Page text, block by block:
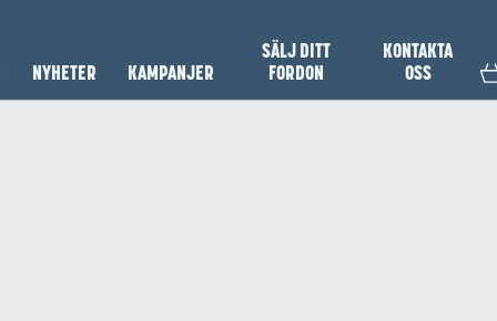
NYHETER KAMPANJER
SÄLJ DITT
FORDON
KONTAKTA
OSS